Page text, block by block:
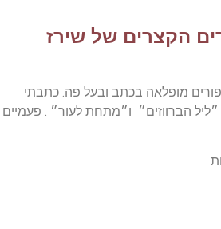
הקצרים של שירז
מופלאה בכתב ובעל פה. כתבתי
הברווזים״ ו״מתחת לעור״ . פעמיים